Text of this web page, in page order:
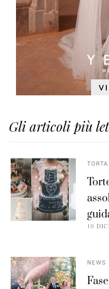
Gli articoli più
10
NEWS